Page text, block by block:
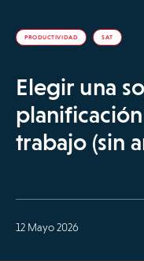
PRODUCTIVIDAD SAT
Elegir una
trabajo (sin
12 Mayo 2026